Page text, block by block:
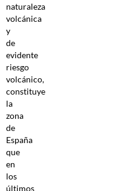
naturaleza
volcánica
y
de
evidente
riesgo
volcánico,
constituye
la
zona
de
España
que
en
los
últimos